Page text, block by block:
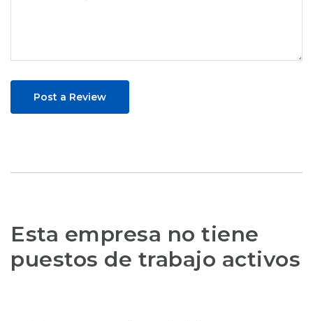
Post a Review
Esta empresa no tiene
puestos de trabajo activos